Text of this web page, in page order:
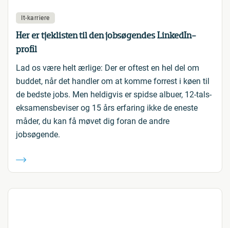
It-karriere
Her er tjeklisten til den jobsøgendes LinkedIn-
profil
Lad os være helt ærlige: Der er oftest en hel del om
buddet, når det handler om at komme forrest i køen til
de bedste jobs. Men heldigvis er spidse albuer, 12-tals-
eksamensbeviser og 15 års erfaring ikke de eneste
måder, du kan få møvet dig foran de andre
jobsøgende.